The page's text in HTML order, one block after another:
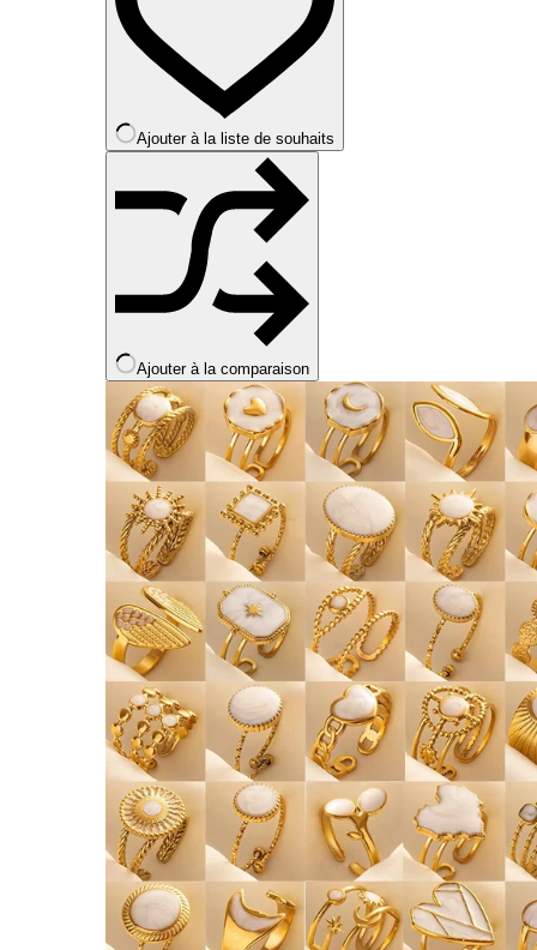
options
peuvent
être
choisies
sur
page
du
produit
Ajouter à la liste de souhaits
Ajouter à la comparaison